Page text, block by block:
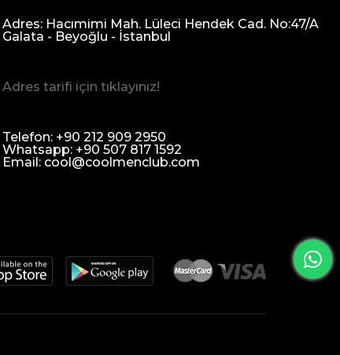
Adres: Hacımimi Mah. Lüleci Hendek Cad. No:47/A
Galata - Beyoğlu - İstanbul
Adres tarifi için tıklayınız!
Telefon: +90 212 909 2950
Whatsapp: +90 507 817 1592
Email: cool@coolmenclub.com